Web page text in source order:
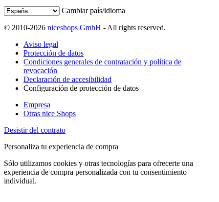
Cambiar país/idioma
© 2010-2026 niceshops GmbH - All rights reserved.
Aviso legal
Protección de datos
Condiciones generales de contratación y política de
revocación
Declaración de accesibilidad
Configuración de protección de datos
Empresa
Otras nice Shops
Desistir del contrato
Personaliza tu experiencia de compra
Sólo utilizamos cookies y otras tecnologías para ofrecerte una
experiencia de compra personalizada con tu consentimiento
individual.